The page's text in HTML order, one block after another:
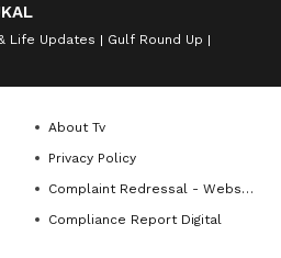
Life Updates
Gulf Round Up
About Tv
Privacy Policy
Complaint Redressal - Website
Compliance Report Digital